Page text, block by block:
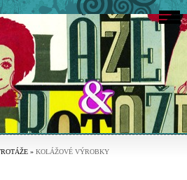
» KOLÁŽOVÉ VÝROBKY